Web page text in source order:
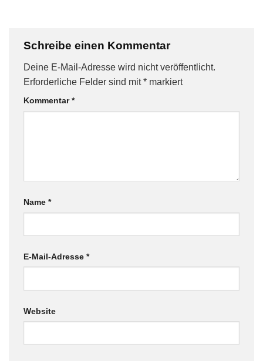
Schreibe einen Kommentar
Deine E-Mail-Adresse wird nicht veröffentlicht.
Erforderliche Felder sind mit* markiert
Kommentar*
Name *
E-Mail-Adresse *
Website